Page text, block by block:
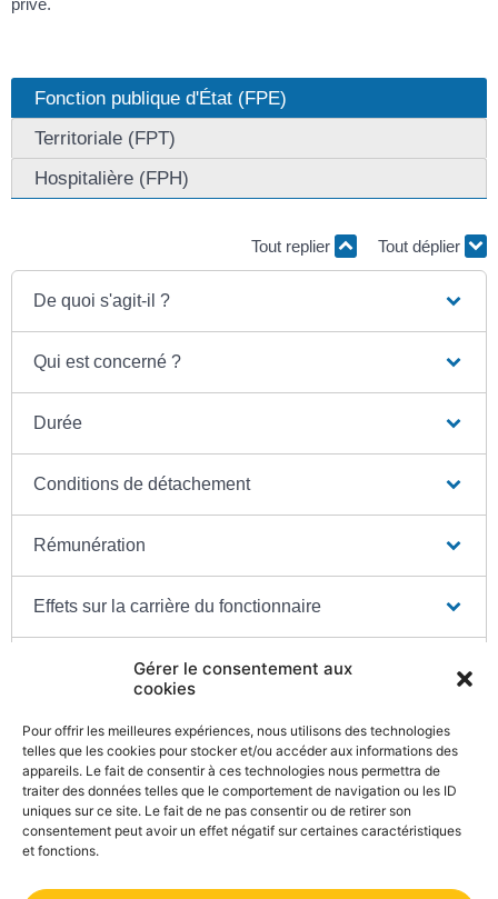
Gérer le consentement aux
cookies
Pour offrir les meilleures expériences, nous utilisons des technologies
telles que les cookies pour stocker et/ou accéder aux informations des
appareils. Le fait de consentir à ces technologies nous permettra de
traiter des données telles que le comportement de navigation ou les ID
uniques sur ce site. Le fait de ne pas consentir ou de retirer son
consentement peut avoir un effet négatif sur certaines caractéristiques
et fonctions.
Fonction publique d'État (FPE)
Territoriale (FPT)
Hospitalière (FPH)
Tout replier Tout déplier
De quoi s'agit-il ?
Qui est concerné ?
Durée
Conditions de détachement
Rémunération
Effets sur la carrière du fonctionnaire
Fin du détachement
Textes de référence